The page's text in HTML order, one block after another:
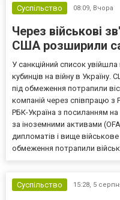
Суспільство 08:09, Вчора
Через військові
США розширили
У санкційний список
кубинців на війну в
під обмеження потрапили
компаній через співпрацю
РБК-Україна з посиланням
за іноземними активами
дипломатів і вище
обмеження потрапили
Суспільство 15:28, 5